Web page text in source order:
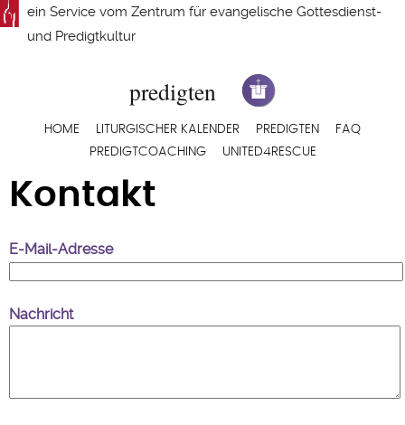
Direkt
zum
ein Service vom Zentrum für evangelische Gottesdienst-
und Predigtkultur
Hauptnavigation
HOME LITURGISCHER KALENDER PREDIGTEN
FAQ
PREDIGTCOACHING
UNITED4RESCUE
Kontakt
E-Mail-Adresse
Nachricht